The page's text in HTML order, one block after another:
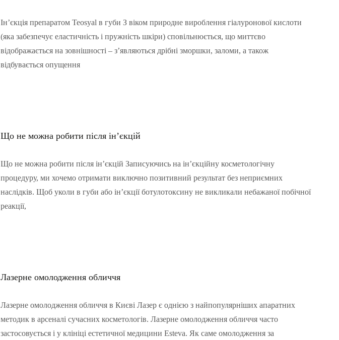
Ін’єкція препаратом Teosyal в губи З віком природне вироблення гіалуронової кислоти
(яка забезпечує еластичність і пружність шкіри) сповільнюється, що миттєво
відображається на зовнішності – з’являються дрібні зморшки, заломи, а також
відбувається опущення
Що не можна робити після ін’єкцій
Що не можна робити після ін’єкцій Записуючись на ін’єкційну косметологічну
процедуру, ми хочемо отримати виключно позитивний результат без неприємних
наслідків. Щоб уколи в губи або ін’єкції ботулотоксину не викликали небажаної побічної
реакції,
Лазерне омолодження обличчя
Лазерне омолодження обличчя в Києві Лазер є однією з найпопулярніших апаратних
методик в арсеналі сучасних косметологів. Лазерне омолодження обличчя часто
застосовується і у клініці естетичної медицини Esteva. Як саме омолодження за